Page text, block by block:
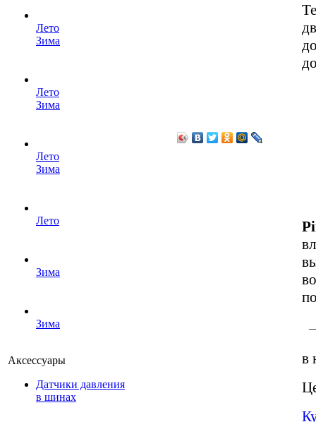
Лето
Зима
Лето
Зима
Лето
Зима
Лето
Зима
Зима
Аксессуары
Датчики давления
в шинах
в